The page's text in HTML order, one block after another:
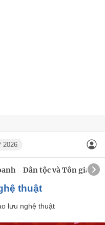
2026
Dân tộc và Tôn giáo
thuật
lưu nghệ thuật